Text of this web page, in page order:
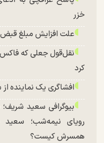
خزر
علت افزایش مبلغ قبض
نقل‌قول جعلی که
کرد
افشاگری یک نماینده
بیوگرافی سعید
رویای نیمه‌شب؛
همسرش کیست؟